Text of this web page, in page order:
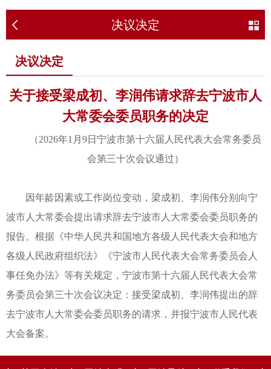
决议决定
决议决定
关于接受梁成初、李润伟请求辞去宁波市人
大常委会委员职务的决定
（2026年1月9日宁波市第十六届人民代表大会常务委员
会第三十次会议通过）
因年龄因素或工作岗位变动，梁成初、李润伟分别向宁
波市人大常委会提出请求辞去宁波市人大常委会委员职务的
报告。根据《中华人民共和国地方各级人民代表大会和地方
各级人民政府组织法》《宁波市人民代表大会常务委员会人
事任免办法》等有关规定，宁波市第十六届人民代表大会常
务委员会第三十次会议决定：接受梁成初、李润伟提出的辞
去宁波市人大常委会委员职务的请求，并报宁波市人民代表
大会备案。